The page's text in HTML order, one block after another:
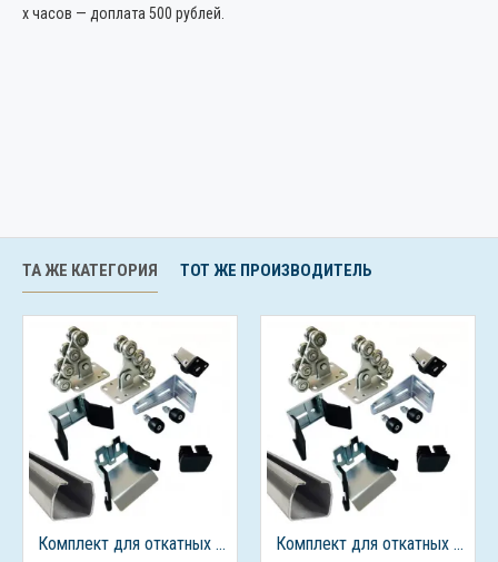
х часов — доплата 500 рублей.
ТА ЖЕ КАТЕГОРИЯ ТОТ ЖЕ ПРОИЗВОДИТЕЛЬ
Комплект для откатных ворот ALUTECH до 450кг., балка 7м. Комплект для откатных ворот ALUTECH до 450кг., балка 6м.